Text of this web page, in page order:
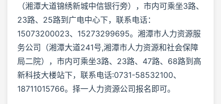
（湘潭大道锦绣新城中信银行旁），市内可乘坐3路、
23路、25路到广电中心下，联系电话：
15073200023、15273299695。湘潭市人力资源服
务公司（湘潭大道241号,湘潭市人力资源和社会保障
局二院），市内可乘坐3路、23路、47路、68路到高
新科技大楼站下，联系电话:0731-58532100、
18711015766。择一人力资源公司报名即可。